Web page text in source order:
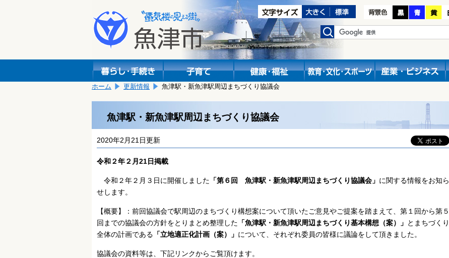
し
ホーム 更新情報 魚津駅・新魚津駅周辺まちづくり協議会
魚津駅・新魚津駅周辺まちづくり協議会
2020年2月21日更新
令和２年２月21日掲載
令和２年２月３日に開催しました 「第６回 魚津駅・新魚津駅周辺まちづくり協議会」 に関する情報をお知ら
せします。
【概要】：前回協議会で駅周辺のまちづくり構想案について頂いたご意見やご提案を踏まえて、第１回から第５
回までの協議会の方針をとりまとめ整理した 「魚津駅・新魚津駅周辺まちづくり基本構想（案）」 とまちづくり
全体の計画である 「立地適正化計画（案）」 について、それぞれ委員の皆様に議論をして頂きました。
協議会の資料等は、下記リンクからご覧頂けます。